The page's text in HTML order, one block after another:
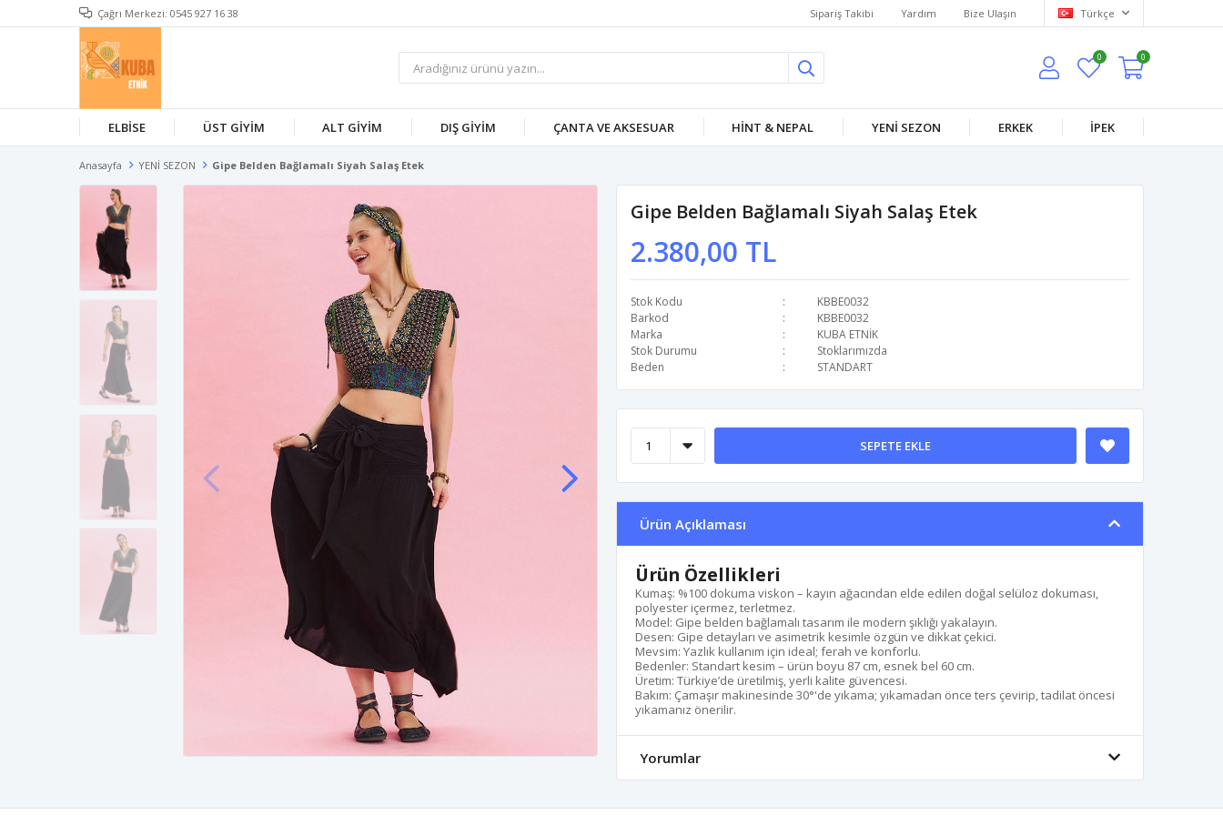
Çağrı Merkezi: 0545 927 16 38 Sipariş Takibi Yardım Bize Ulaşın Türkçe
0 0
ELBİSE ÜST GİYİM ALT GİYİM DIŞ GİYİM ÇANTA VE AKSESUAR HİNT & NEPAL YENİ SEZON ERKEK İPEK
Anasayfa YENİ SEZON Gipe Belden Bağlamalı Siyah Salaş Etek
Gipe Belden Bağlamalı Siyah Salaş Etek
2.380,00 TL
Stok Kodu
KBBE0032
Barkod
KBBE0032
Marka
KUBA ETNİK
Stok Durumu
Stoklarımızda
Beden
STANDART
SEPETE EKLE
Ürün Açıklaması
Ürün Özellikleri
Kumaş: %100 dokuma viskon – kayın ağacından elde edilen doğal selüloz dokuması,
polyester içermez, terletmez.
Model: Gipe belden bağlamalı tasarım ile modern şıklığı yakalayın.
Desen: Gipe detayları ve asimetrik kesimle özgün ve dikkat çekici.
Mevsim: Yazlık kullanım için ideal; ferah ve konforlu.
Bedenler: Standart kesim – ürün boyu 87 cm, esnek bel 60 cm.
Üretim: Türkiye’de üretilmiş, yerli kalite güvencesi.
Bakım: Çamaşır makinesinde 30°'de yıkama; yıkamadan önce ters çevirip, tadilat öncesi
yıkamanız önerilir.
Yorumlar